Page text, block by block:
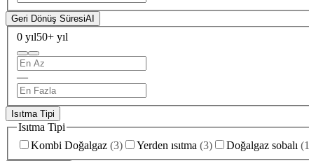
Geri Dönüş SüresiAI
0 yıl50+ yıl
—
Isıtma Tipi
Isıtma Tipi
Kombi Doğalgaz (3) Yerden ısıtma (3) Doğalgaz sobalı (1